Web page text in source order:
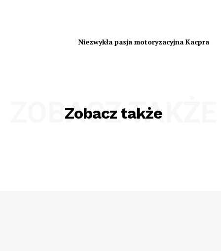
Niezwykła pasja motoryzacyjna Kacpra
Zobacz także
ZOBACZ TAKŻE